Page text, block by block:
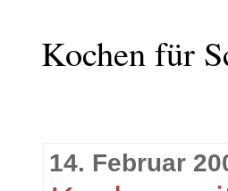
Kochen für
14. Februar